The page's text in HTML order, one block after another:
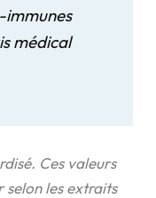
médical
Ces valeurs
les extraits